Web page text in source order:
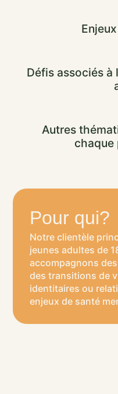
Défis associés à
Autres
chaque
Pour qui?
Notre clientèle
jeunes adultes de
accompagnons
des transitions de
identitaires ou
enjeux de santé